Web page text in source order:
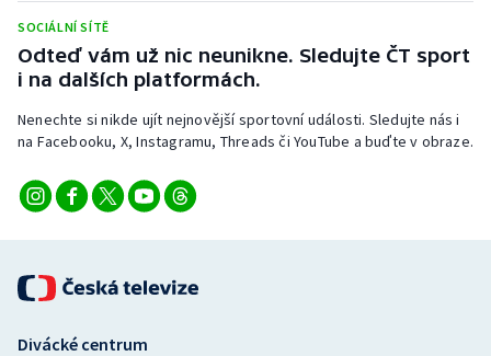
SOCIÁLNÍ SÍTĚ
Odteď vám už nic neunikne. Sledujte ČT sport
i na dalších platformách.
Nenechte si nikde ujít nejnovější sportovní události. Sledujte nás i
na Facebooku, X, Instagramu, Threads či YouTube a buďte v obraze.
Divácké centrum